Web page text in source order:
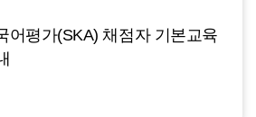
어평가(SKA) 채점자 기본교육